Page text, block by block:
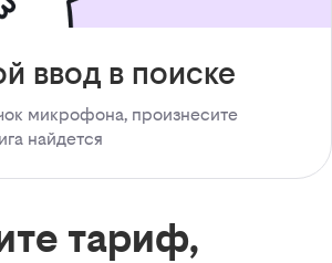
ввод в поиске
микрофона, произнесите
найдется
тариф,